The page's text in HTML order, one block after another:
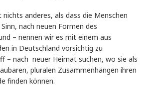
anderes, als dass die Menschen
nach neuen Formen des
– nennen wir es mit einem aus
in Deutschland vorsichtig zu
– nach neuer Heimat suchen, wo sie als
pluralen Zusammenhängen ihren
finden können.